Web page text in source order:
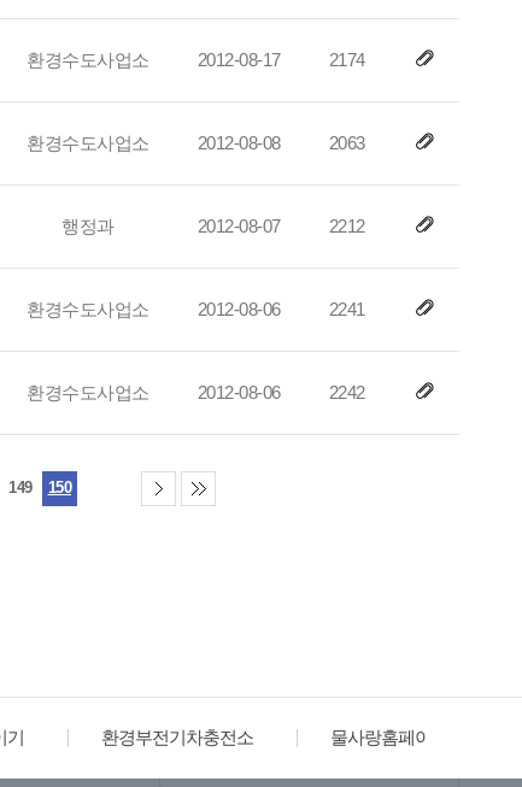
환경수도사업소 2012-08-17 2174
환경수도사업소 2012-08-08 2063
행정과 2012-08-07 2212
환경수도사업소 2012-08-06 2241
환경수도사업소 2012-08-06 2242
149 150
환경부전기차충전소 물사랑홈페이지